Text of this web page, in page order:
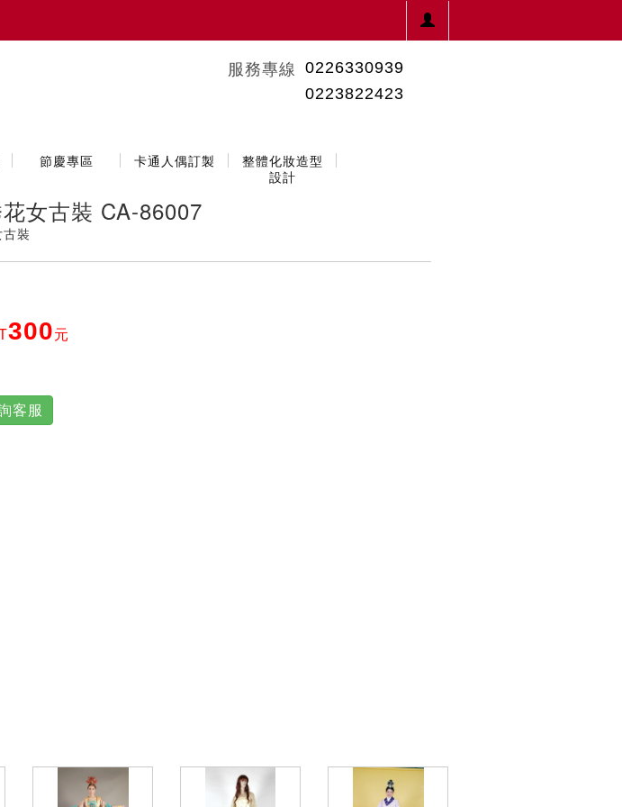
服務專線 0226330939
0223822423
節慶專區 卡通人偶訂製
整體化妝造型
設計
女古裝 CA-86007
裝
300元
客服